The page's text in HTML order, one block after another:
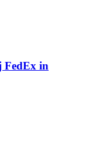
FedEx in